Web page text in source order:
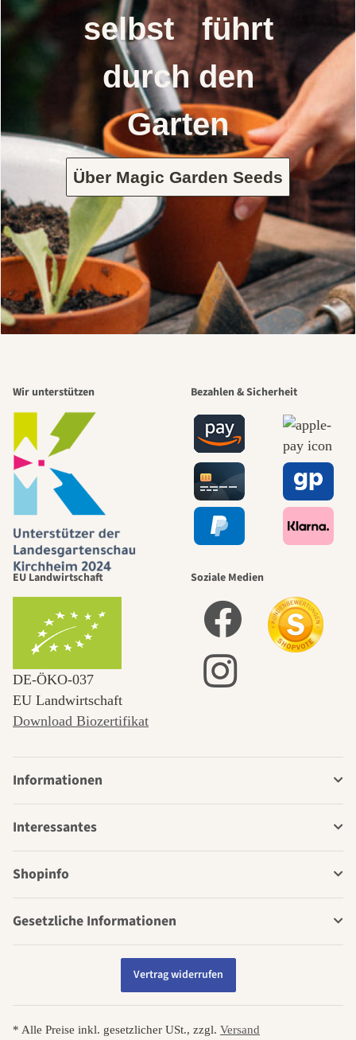
selbst führt
durch den
Garten
Über Magic Garden Seeds
Wir unterstützen Bezahlen & Sicherheit
EU Landwirtschaft
DE‑ÖKO‑037
EU Landwirtschaft
Download Biozertifikat
Soziale Medien
Informationen
Interessantes
Shopinfo
Gesetzliche Informationen
Vertrag widerrufen
* Alle Preise inkl. gesetzlicher USt., zzgl. Versand